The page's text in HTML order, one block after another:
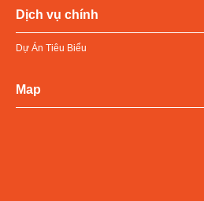
Dịch vụ chính
Dự Án Tiêu Biểu
Map